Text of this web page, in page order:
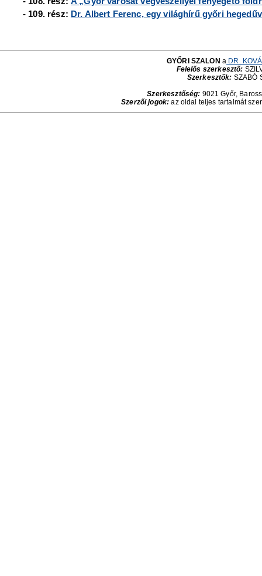
- 109. rész: Dr. Albert Ferenc, egy világhírű győri
GYŐRI SZALON a DR.
Felelős szerkesztő:
Szerkesztők: SZABÓ
Szerkesztőség: 9021 Győr,
Szerzői jogok: az oldal teljes tartalmát